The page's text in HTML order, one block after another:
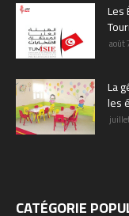
Les
août
La
les
CATÉGORIE